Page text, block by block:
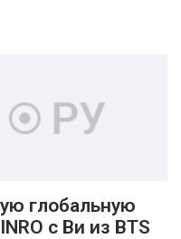
глобальную
с Ви из BTS